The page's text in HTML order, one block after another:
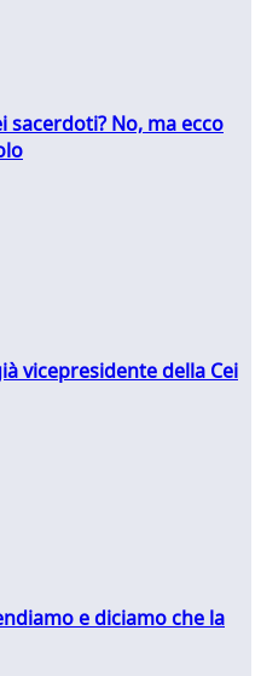
No, ma ecco
vicepresidente della Cei
e diciamo che la